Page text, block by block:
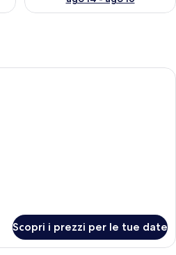
Un pontile in legno con un tetto di
Scopri i prezzi per le tue date